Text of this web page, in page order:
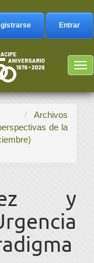
Entrar
Archivos
de la
y